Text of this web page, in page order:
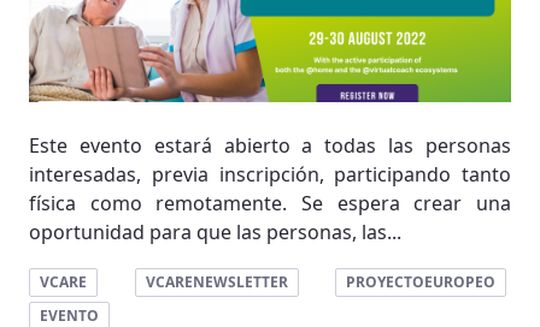
Este evento estará abierto a todas las personas
interesadas, previa inscripción, participando tanto
física como remotamente. Se espera crear una
oportunidad para que las personas, las...
VCARE VCARENEWSLETTER
PROYECTOEUROPEO
EVENTO